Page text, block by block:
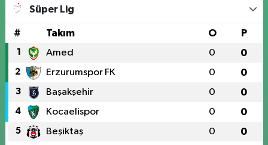
Süper Lig
# Takım O P
1 Amed 0 0
2 Erzurumspor FK 0 0
3 Başakşehir 0 0
4 Kocaelispor 0 0
5 Beşiktaş 0 0